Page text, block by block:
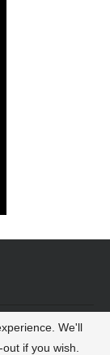
We'll
if you wish.